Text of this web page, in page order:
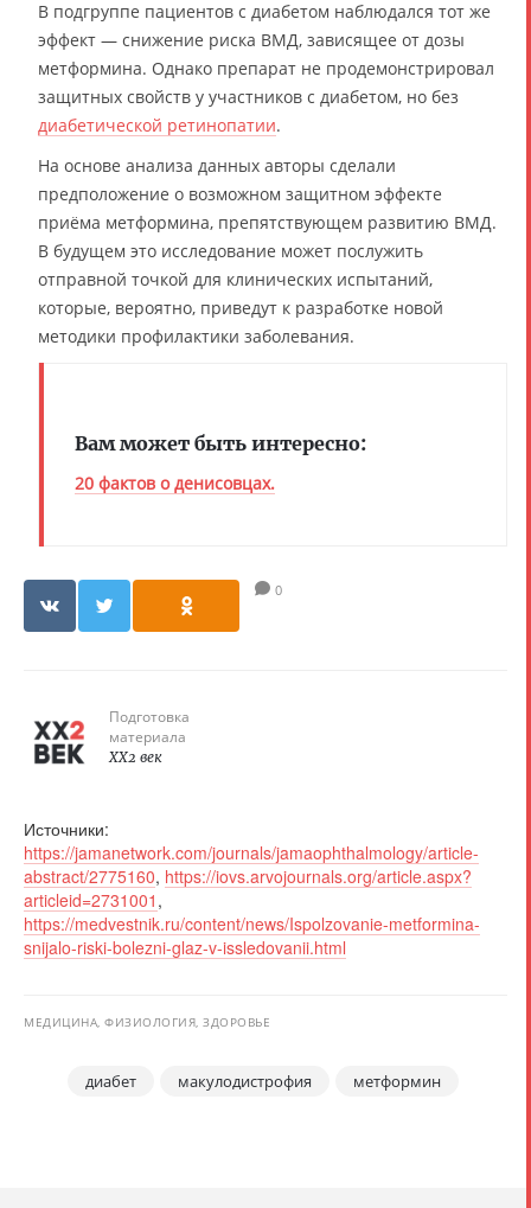
В подгруппе пациентов с диабетом наблюдался тот же
эффект — снижение риска ВМД, зависящее от дозы
метформина. Однако препарат не продемонстрировал
защитных свойств у участников с диабетом, но без
диабетической ретинопатии.
На основе анализа данных авторы сделали
предположение о возможном защитном эффекте
приёма метформина, препятствующем развитию ВМД.
В будущем это исследование может послужить
отправной точкой для клинических испытаний,
которые, вероятно, приведут к разработке новой
методики профилактики заболевания.
Вам может быть интересно:
20 фактов о денисовцах.
0
Подготовка
материала
XX2 век
Источники:
https://jamanetwork.com/journals/jamaophthalmology/article-
abstract/2775160, https://iovs.arvojournals.org/article.aspx?
articleid=2731001 ,
https://medvestnik.ru/content/news/Ispolzovanie-metformina-
snijalo-riski-bolezni-glaz-v-issledovanii.html
МЕДИЦИНА, ФИЗИОЛОГИЯ, ЗДОРОВЬЕ
диабет макулодистрофия метформин